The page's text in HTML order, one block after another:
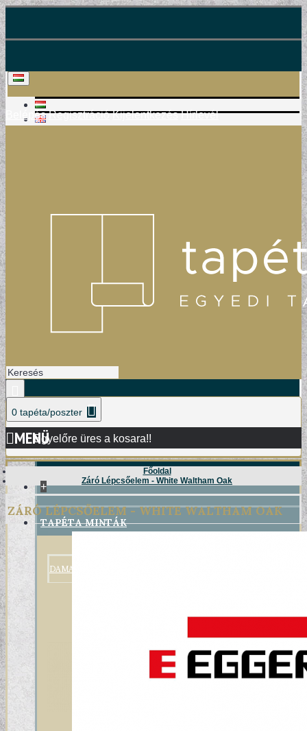
Belépés Regisztráció Kijelentkezés Hírlevél
0 tapéta/poszter
Egyelőre üres a kosara!!
MENÜ
+
TAPÉTA MINTÁK
DAMASK TAPÉTÁK
Főoldal
Záró Lépcsőelem - White Waltham Oak
ZÁRÓ LÉPCSŐELEM - WHITE WALTHAM OAK